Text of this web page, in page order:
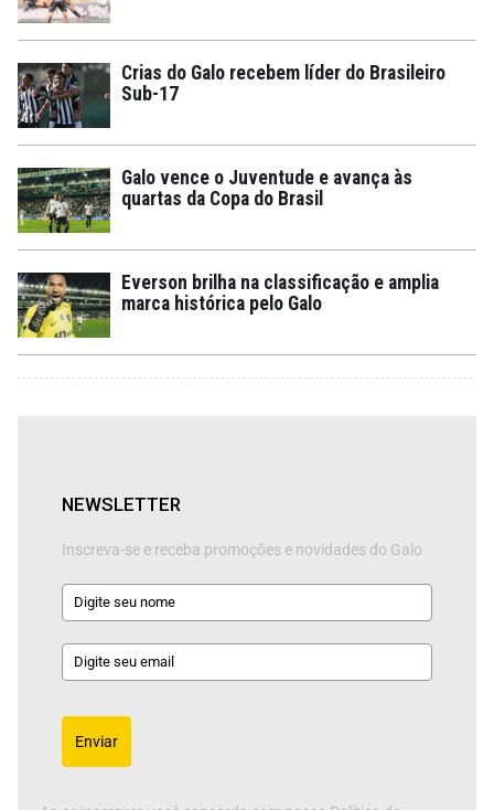
Crias do Galo recebem líder do Brasileiro
Sub-17
Galo vence o Juventude e avança às
quartas da Copa do Brasil
Everson brilha na classificação e amplia
marca histórica pelo Galo
NEWSLETTER
Inscreva-se e receba promoções e novidades do Galo
Enviar